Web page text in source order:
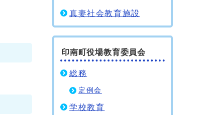
真妻社会教育施設
印南町役場教育委員会
総務
定例会
学校教育